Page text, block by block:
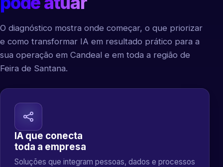
O diagnóstico mostra onde começar, o que priorizar
e como transformar IA em resultado prático para a
sua operação em Candeal e em toda a região de
Feira de Santana.
IA que conecta
toda a empresa
Soluções que integram pessoas, dados e processos